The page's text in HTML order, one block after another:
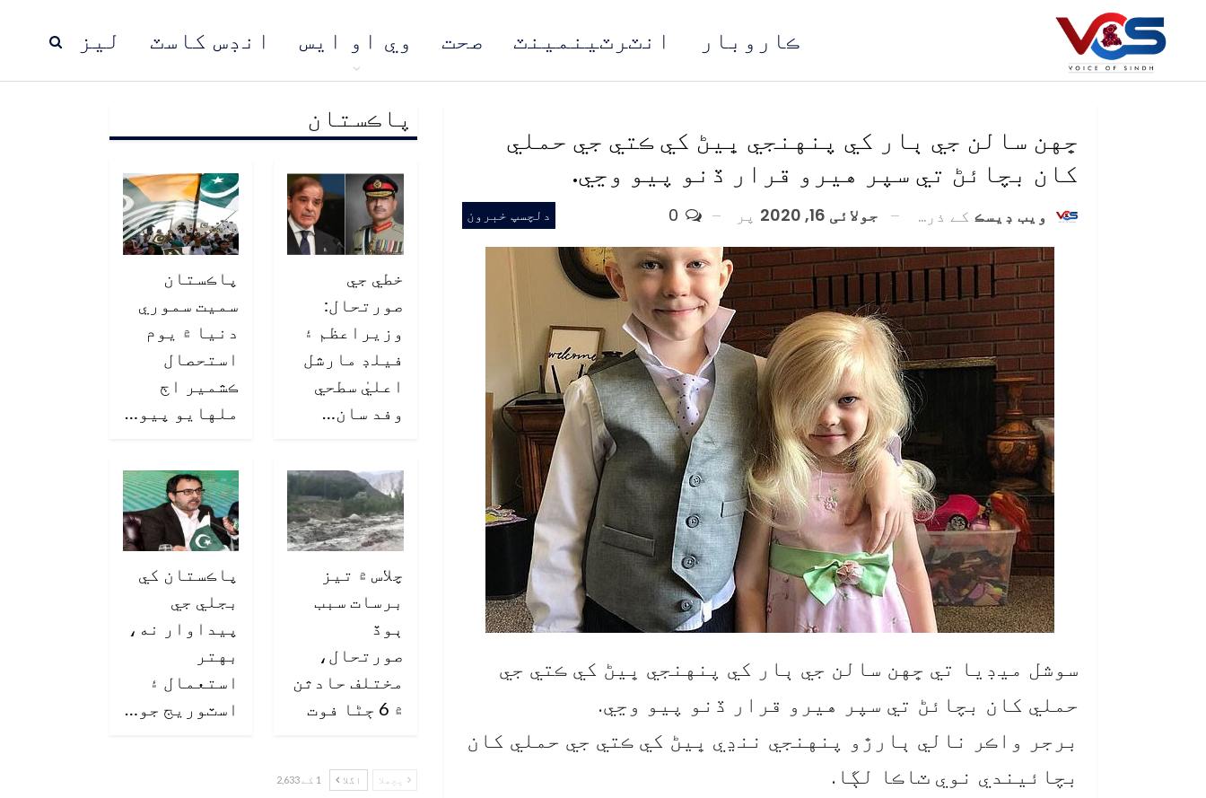
ليز انڊس کاسٽ وي او ايس صحت انٽرٽينمينٽ ڪاروبار
پاڪستان مُنڍ
ڇهن سالن جي ٻار کي پنهنجي ڀيڻ کي ڪتي جي حملي
کان بچائڻ تي سپر هيرو قرار ڏنو پيو وڃي.
دلچسپ خبرون ويب ڊيسڪ کے ذریعہ جولائی 16, 2020 پر
سوشل ميڊيا تي ڇهن سالن جي ٻار کي پنهنجي ڀيڻ کي ڪتي جي
حملي کان بچائڻ تي سپر هيرو قرار ڏنو پيو وڃي.
برجر واڪر نالي ٻارڙو پنهنجي ننڍي ڀيڻ کي ڪتي جي حملي کان
بچائيندي نوي ٽاڪا لڳا.
پاڪستان
خطي جي
صورتحال:
وزيراعظم ۽
فيلڊ مارشل
اعليٰ سطحي
وفد سان…
پاڪستان
سميت سموري
دنيا ۾ يوم
استحصال
ڪشمير اڄ
ملهايو پيو…
چلاس ۾ تيز
برسات سبب
ٻوڏ
صورتحال،
مختلف حادثن
۾ 6 ڄڻا فوت
پاڪستان کي
بجلي جي
پيداوار نه،
بهتر
استعمال ۽
اسٽوريج جو…
پچھلا اگلا 1 کے 2,633